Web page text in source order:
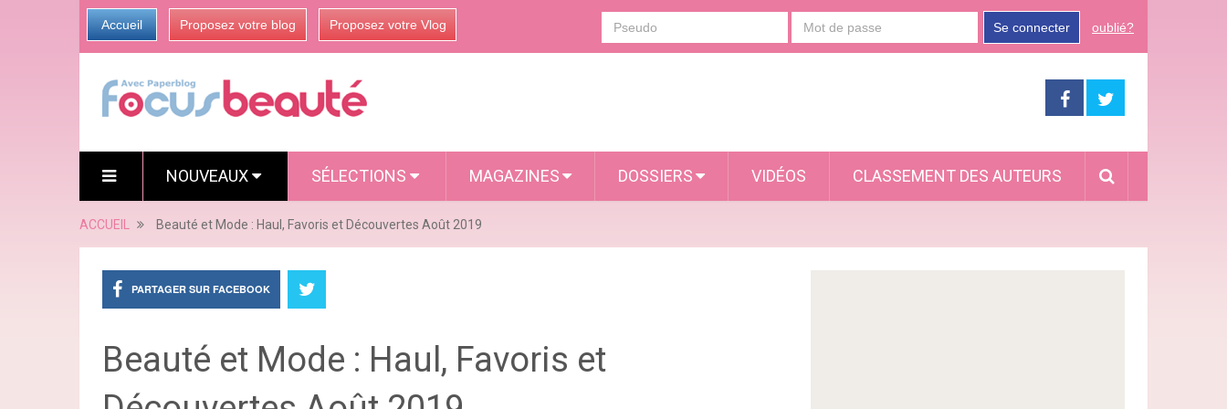
Accueil Proposez votre blog Proposez votre Vlog Se connecter oublié?
NOUVEAUX SÉLECTIONS MAGAZINES DOSSIERS VIDÉOS CLASSEMENT DES AUTEURS
ACCUEIL Beauté et Mode : Haul, Favoris et Découvertes Août 2019
PARTAGER SUR FACEBOOK
Beauté et Mode : Haul, Favoris et